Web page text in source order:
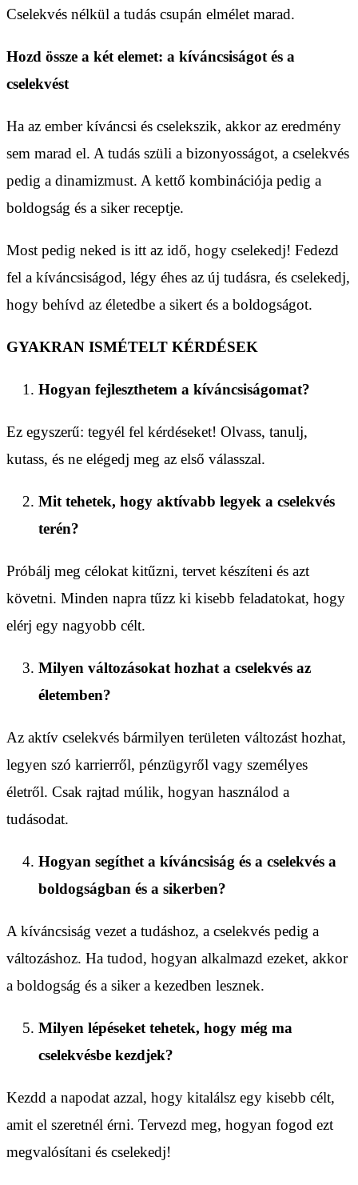
Cselekvés nélkül a tudás csupán elmélet marad.
Hozd össze a két elemet: a kíváncsiságot és a
cselekvést
Ha az ember kíváncsi és cselekszik, akkor az eredmény
sem marad el. A tudás szüli a bizonyosságot, a cselekvés
pedig a dinamizmust. A kettő kombinációja pedig a
boldogság és a siker receptje.
Most pedig neked is itt az idő, hogy cselekedj! Fedezd
fel a kíváncsiságod, légy éhes az új tudásra, és cselekedj,
hogy behívd az életedbe a sikert és a boldogságot.
GYAKRAN ISMÉTELT KÉRDÉSEK
Hogyan fejleszthetem a kíváncsiságomat?
Ez egyszerű: tegyél fel kérdéseket! Olvass, tanulj,
kutass, és ne elégedj meg az első válasszal.
Mit tehetek, hogy aktívabb legyek a cselekvés
terén?
Próbálj meg célokat kitűzni, tervet készíteni és azt
követni. Minden napra tűzz ki kisebb feladatokat, hogy
elérj egy nagyobb célt.
Milyen változásokat hozhat a cselekvés az
életemben?
Az aktív cselekvés bármilyen területen változást hozhat,
legyen szó karrierről, pénzügyről vagy személyes
életről. Csak rajtad múlik, hogyan használod a
tudásodat.
Hogyan segíthet a kíváncsiság és a cselekvés a
boldogságban és a sikerben?
A kíváncsiság vezet a tudáshoz, a cselekvés pedig a
változáshoz. Ha tudod, hogyan alkalmazd ezeket, akkor
a boldogság és a siker a kezedben lesznek.
Milyen lépéseket tehetek, hogy még ma
cselekvésbe kezdjek?
Kezdd a napodat azzal, hogy kitalálsz egy kisebb célt,
amit el szeretnél érni. Tervezd meg, hogyan fogod ezt
megvalósítani és cselekedj!